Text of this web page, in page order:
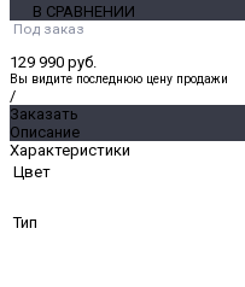
В СРАВНЕНИИ
Под заказ
129 990 руб.
Вы видите последнюю цену продажи
/
Заказать
Описание
Характеристики
Цвет
Тип